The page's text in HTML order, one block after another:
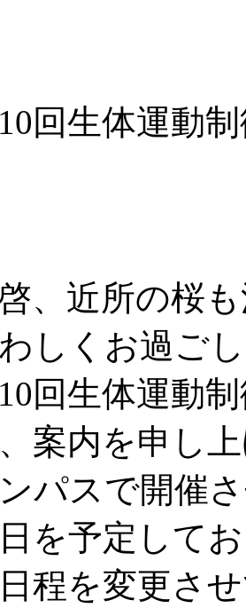
回生体運動
、近所の桜
しくお過ご
回生体運動
案内を申し
パスで開催
を予定して
程を変更さ